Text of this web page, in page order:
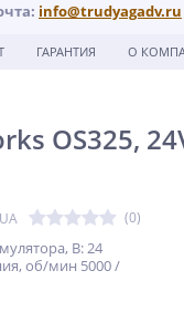
info@trudyagadv.ru
ГАРАНТИЯ О
OS325,
(0)
В: 24
об/мин 5000 /